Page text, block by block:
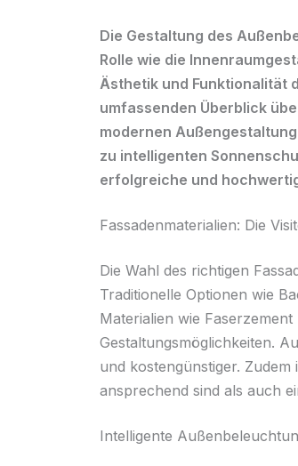
Die Gestaltung des
Rolle wie die
Ästhetik und Funktionalität
umfassenden Überblick
modernen
zu intelligenten
erfolgreiche und
Fassadenmaterialien: Die
Die Wahl des richtigen
Traditionelle Optionen wie
Materialien wie
Gestaltungsmöglichkeiten.
und kostengünstiger.
ansprechend sind als auch
Intelligente